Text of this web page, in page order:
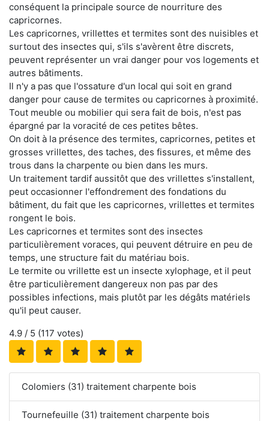
conséquent la principale source de nourriture des
capricornes.
Les capricornes, vrillettes et termites sont des nuisibles et
surtout des insectes qui, s'ils s'avèrent être discrets,
peuvent représenter un vrai danger pour vos logements et
autres bâtiments.
Il n'y a pas que l'ossature d'un local qui soit en grand
danger pour cause de termites ou capricornes à proximité.
Tout meuble ou mobilier qui sera fait de bois, n'est pas
épargné par la voracité de ces petites bêtes.
On doit à la présence des termites, capricornes, petites et
grosses vrillettes, des taches, des fissures, et même des
trous dans la charpente ou bien dans les murs.
Un traitement tardif aussitôt que des vrillettes s'installent,
peut occasionner l'effondrement des fondations du
bâtiment, du fait que les capricornes, vrillettes et termites
rongent le bois.
Les capricornes et termites sont des insectes
particulièrement voraces, qui peuvent détruire en peu de
temps, une structure fait du matériau bois.
Le termite ou vrillette est un insecte xylophage, et il peut
être particulièrement dangereux non pas par des
possibles infections, mais plutôt par les dégâts matériels
qu'il peut causer.
4.9 / 5 (117 votes)
Colomiers (31) traitement charpente bois
Tournefeuille (31) traitement charpente bois